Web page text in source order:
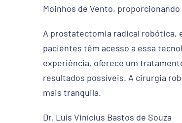
Moinhos de Vento,
A prostatectomia radical robótica,
pacientes têm acesso a essa
experiência, oferece um
resultados possíveis. A cirurgia
mais tranquila.
Dr. Luís Vinícius Bastos de Souza